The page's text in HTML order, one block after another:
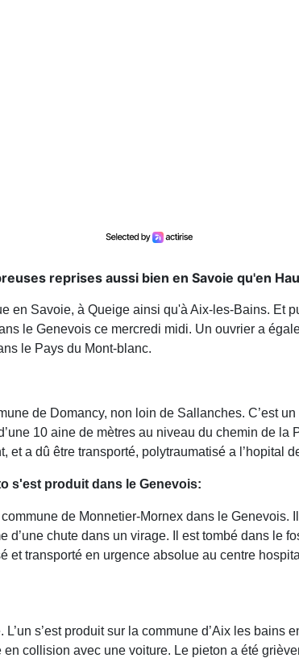
reprises aussi bien en Savoie qu'en
en Savoie, à Queige ainsi qu'à Aix-les-Bains. Et
le Genevois ce mercredi midi. Un ouvrier a
le Pays du Mont-blanc.
de Domancy, non loin de Sallanches. C’est
10 aine de mètres au niveau du chemin de la
et a dû être transporté, polytraumatisé a l’hopital
s'est produit dans le Genevois:
de Monnetier-Mornex dans le Genevois.
d’une chute dans un virage. Il est tombé dans le
et transporté en urgence absolue au centre
s’est produit sur la commune d’Aix les bains
collision avec une voiture. Le pieton a été